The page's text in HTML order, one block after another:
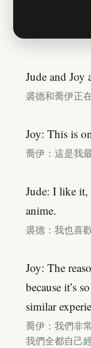
Jude and
裘德和喬伊正
Joy: This is
喬伊：這是我
Jude: I like
anime.
裘德：我也喜
Joy: The
because it’s
similar
喬伊：我們非
我們全都自己